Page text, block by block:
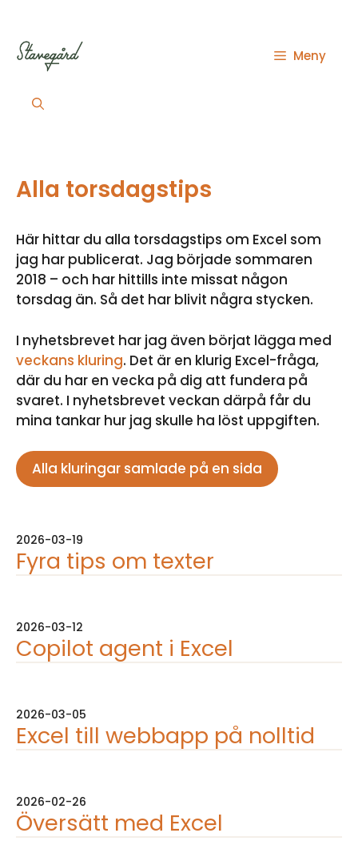
innehåll
Meny
Alla torsdagstips
Här hittar du alla torsdagstips om Excel som
jag har publicerat. Jag började sommaren
2018 – och har hittills inte missat någon
torsdag än. Så det har blivit några stycken.
I nyhetsbrevet har jag även börjat lägga med
veckans kluring. Det är en klurig Excel-fråga,
där du har en vecka på dig att fundera på
svaret. I nyhetsbrevet veckan därpå får du
mina tankar hur jag skulle ha löst uppgiften.
Alla kluringar samlade på en sida
2026-03-19
Fyra tips om texter
2026-03-12
Copilot agent i Excel
2026-03-05
Excel till webbapp på nolltid
2026-02-26
Översätt med Excel